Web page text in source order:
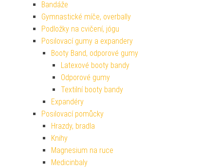
Bandáže
Gymnastické míče, overbally
Podložky na cvičení, jógu
Posilovací gumy a expandery
Booty Band, odporové gumy
Latexové booty bandy
Odporové gumy
Textilní booty bandy
Expandéry
Posilovací pomůcky
Hrazdy, bradla
Knihy
Magnesium na ruce
Medicinbaly